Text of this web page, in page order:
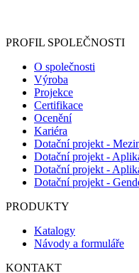
PROFIL SPOLEČNOSTI
O společnosti
Výroba
Projekce
Certifikace
Ocenění
Kariéra
Dotační projekt -
Dotační projekt -
Dotační projekt -
Dotační projekt -
PRODUKTY
Katalogy
Návody a formuláře
KONTAKT